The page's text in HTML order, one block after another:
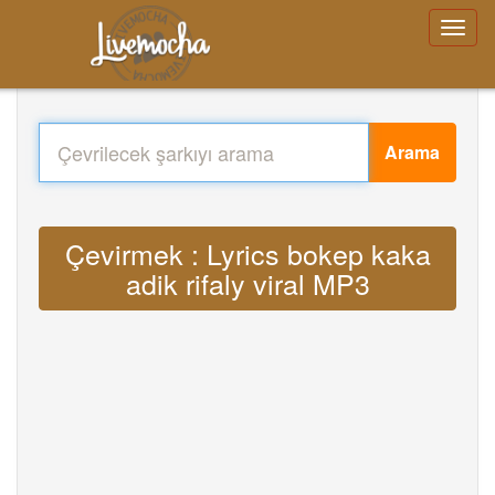
Arama
Çevirmek : Lyrics bokep kaka
adik rifaly viral MP3